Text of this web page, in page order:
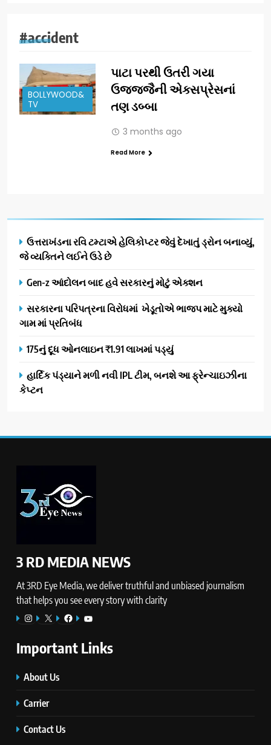
#accident
BOLLYWOOD&
TV
પાટા પરથી ઉતરી ગયા
ઉજજ્જૈની એક્સપ્રેસનાં
તણ ડબ્બા
3 months ago
Read More
ઉત્તરાખંડના રવિ ટમ્ટાએ હેલિકોપ્ટર જેવું દેખાતું ડ્રોન બનાવ્યું,
જે વ્યક્તિને લઈને ઉડે છે
Gen-z આંદોલન બાદ હવે સરકારનું મોટું એક્શન
સરકારના પરિપત્રના વિરોધમાં ખેડૂતોએ ભાજપ માટે મુક્યો
ગામ માં પ્રતિબંધ
175નું દૂધ ઓનલાઇન ₹1.91 લાખમાં પડ્યું
હાર્દિક પંડ્યાને મળી નવી IPL ટીમ, બનશે આ ફ્રેન્ચાઇઝીના
કેપ્ટન
3 RD MEDIA NEWS
At 3RD Eye Media, we deliver truthful and unbiased journalism
that helps you see every story with clarity
Instagram
X Facebook
YouTube
Important Links
About Us
Carrier
Contact Us